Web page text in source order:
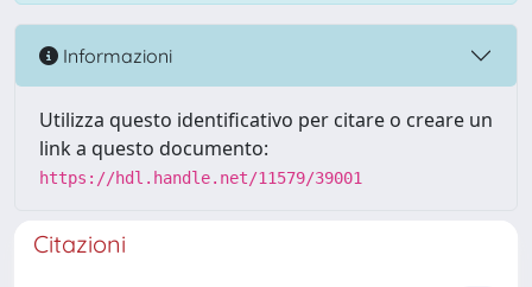
Informazioni
Utilizza questo identificativo per citare o creare un
link a questo documento:
https://hdl.handle.net/11579/39001
Citazioni